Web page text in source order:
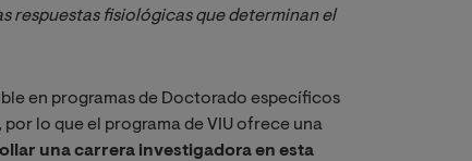
respuestas fisiológicas que determinan el
en programas de Doctorado específicos
lo que el programa de VIU ofrece una
una carrera investigadora en esta